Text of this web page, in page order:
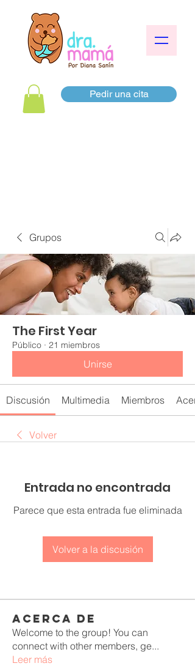
Pedir una cita
Grupos
The First Year
Público · 21 miembros
Unirse
Discusión Multimedia Miembros
Volver
Entrada no encontrada
Parece que esta entrada fue eliminada
Volver a la discusión
Acerca de
Welcome to the group! You can
connect with other members, ge...
Leer más